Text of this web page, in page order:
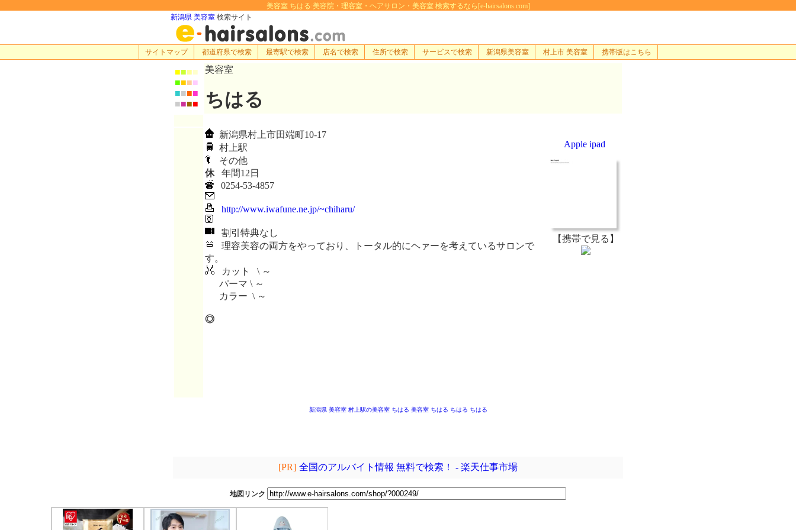
美容室 ちはる:美容院・理容室・ヘアサロン・美容室 検索するなら[e-hairsalons.com]
新潟県 美容室 検索サイト
サイトマップ 都道府県で検索 最寄駅で検索 店名で検索 住所で検索 サービスで検索 新潟県美容室 村上市 美容室 携帯版はこちら
■■■■
■■■■
■■■■
■■■■
美容室
ちはる
新潟県村上市田端町10-17
村上駅
その他
休年間12日
0254-53-4857
http://www.iwafune.ne.jp/~chiharu/
割引特典なし
理容美容の両方をやっており、トータル的にヘァーを考えているサロンで
す。
カット \ ～
パーマ \ ～
カラー \ ～
◎
Apple ipad
【携帯で見る】
新潟県 美容室 村上駅の美容室 ちはる 美容室 ちはる ちはる ちはる
[PR] 全国のアルバイト情報 無料で検索！ - 楽天仕事市場
地図リンク